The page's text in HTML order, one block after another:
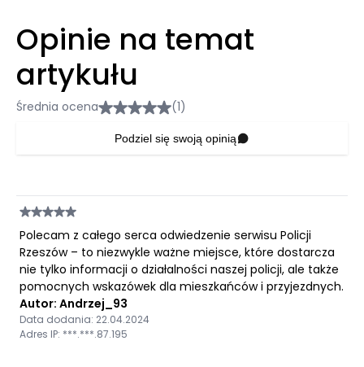
Opinie na temat
artykułu
Średnia ocena (1)
Podziel się swoją opinią
Polecam z całego serca odwiedzenie serwisu Policji
Rzeszów – to niezwykle ważne miejsce, które dostarcza
nie tylko informacji o działalności naszej policji, ale także
pomocnych wskazówek dla mieszkańców i przyjezdnych.
Autor: Andrzej_93
Data dodania: 22.04.2024
Adres IP: ***.***.87.195